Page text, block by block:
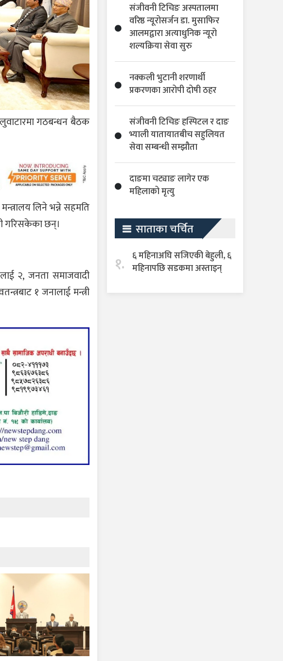
गठबन्धन बैठक
लिने भन्ने सहमति
गरिसकेका छन्।
२, जनता समाजवादी
१ जनालाई मन्त्री
संजीवनी टिचिङ अस्पतालमा
वरिष्ठ न्यूरोसर्जन डा. मुसाफिर
आलमद्वारा अत्याधुनिक न्यूरो
शल्यक्रिया सेवा सुरु
नक्कली भुटानी शरणार्थी
प्रकरणका आरोपी दोषी ठहर
संजीवनी टिचिङ हस्पिटल र दाङ
भ्याली यातायातबीच सहुलियत
सेवा सम्बन्धी सम्झौता
दाङमा चट्याङ लागेर एक
महिलाको मृत्यु
साताका चर्चित
१. ६ महिनाअघि सजिएकी बेहुली, ६
महिनापछि सडकमा अस्ताइन्